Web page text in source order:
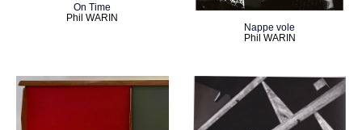
On Time
Phil WARIN
Nappe vole
Phil WARIN